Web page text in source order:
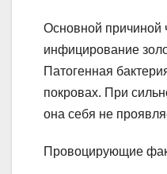
Основной причиной
инфицирование
Патогенная
покровах. При
она себя не
Провоцирующие